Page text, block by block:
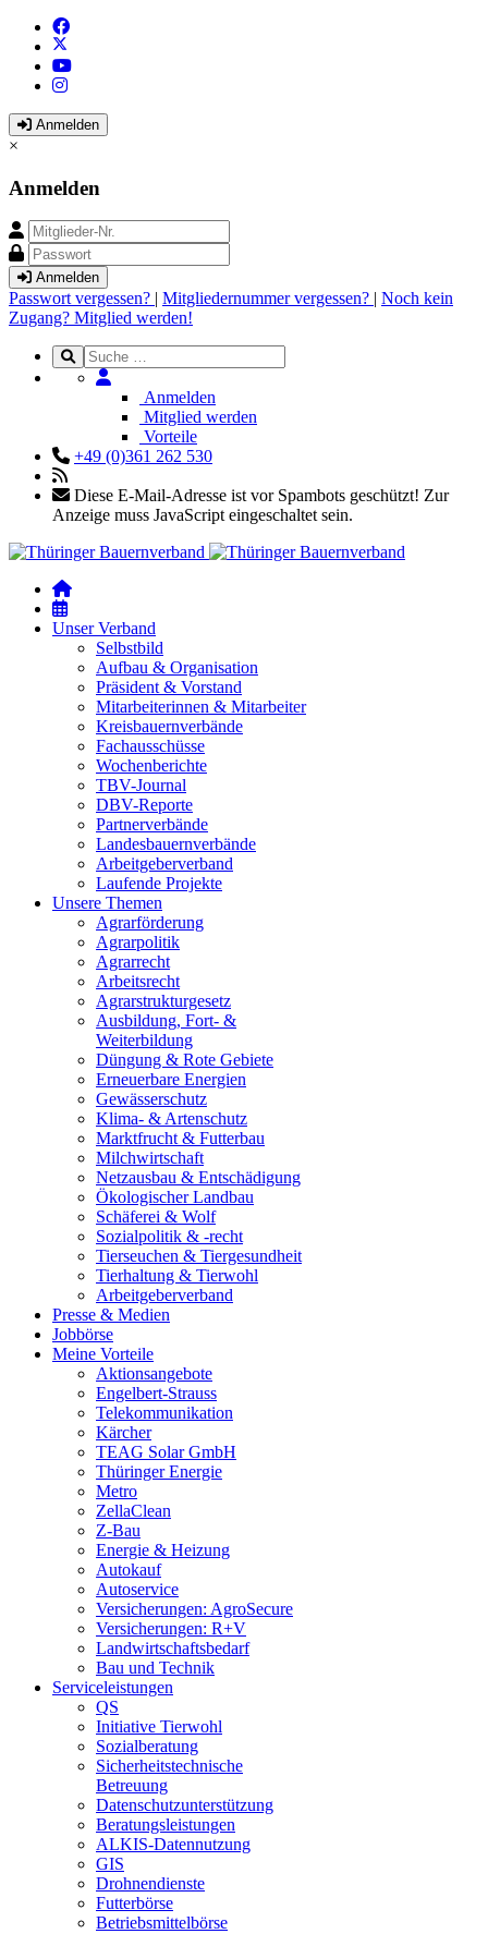
Anmelden
×
Anmelden
Anmelden
Passwort vergessen? | Mitgliedernummer vergessen? | Noch kein
Zugang? Mitglied werden!
Anmelden
Mitglied werden
Vorteile
+49 (0)361 262 530
Diese E-Mail-Adresse ist vor Spambots geschützt! Zur
Anzeige muss JavaScript eingeschaltet sein.
Unser Verband
Selbstbild
Aufbau & Organisation
Präsident & Vorstand
Mitarbeiterinnen & Mitarbeiter
Kreisbauernverbände
Fachausschüsse
Wochenberichte
TBV-Journal
DBV-Reporte
Partnerverbände
Landesbauernverbände
Arbeitgeberverband
Laufende Projekte
Unsere Themen
Agrarförderung
Agrarpolitik
Agrarrecht
Arbeitsrecht
Agrarstrukturgesetz
Ausbildung, Fort- &
Weiterbildung
Düngung & Rote Gebiete
Erneuerbare Energien
Gewässerschutz
Klima- & Artenschutz
Marktfrucht & Futterbau
Milchwirtschaft
Netzausbau & Entschädigung
Ökologischer Landbau
Schäferei & Wolf
Sozialpolitik & -recht
Tierseuchen & Tiergesundheit
Tierhaltung & Tierwohl
Arbeitgeberverband
Presse & Medien
Jobbörse
Meine Vorteile
Aktionsangebote
Engelbert-Strauss
Telekommunikation
Kärcher
TEAG Solar GmbH
Thüringer Energie
Metro
ZellaClean
Z-Bau
Energie & Heizung
Autokauf
Autoservice
Versicherungen: AgroSecure
Versicherungen: R+V
Landwirtschaftsbedarf
Bau und Technik
Service­­leistungen
QS
Initiative Tierwohl
Sozialberatung
Sicherheitstechnische
Betreuung
Datenschutzunterstützung
Beratungsleistungen
ALKIS-Datennutzung
GIS
Drohnendienste
Futterbörse
Betriebsmittelbörse